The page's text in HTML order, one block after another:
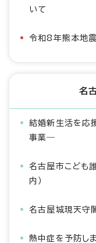
いて
令和8年熊本地
名
結婚新生活を応
事業―
名古屋市こども
内）
名古屋城現天守
熱中症を予防しま